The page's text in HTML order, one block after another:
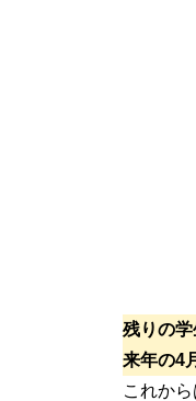
残りの学
来年の4
これか